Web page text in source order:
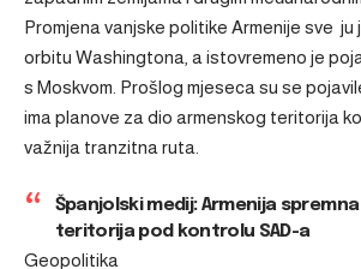
Promjena vanjske politike Armenije sve ju
orbitu Washingtona , a istovremeno je
s Moskvom. Prošlog mjeseca su se
ima planove za dio armenskog teritorija
važnija tranzitna ruta
Španjolski medij: Armenija
teritorija pod kontrolu SAD-a
Geopolitika